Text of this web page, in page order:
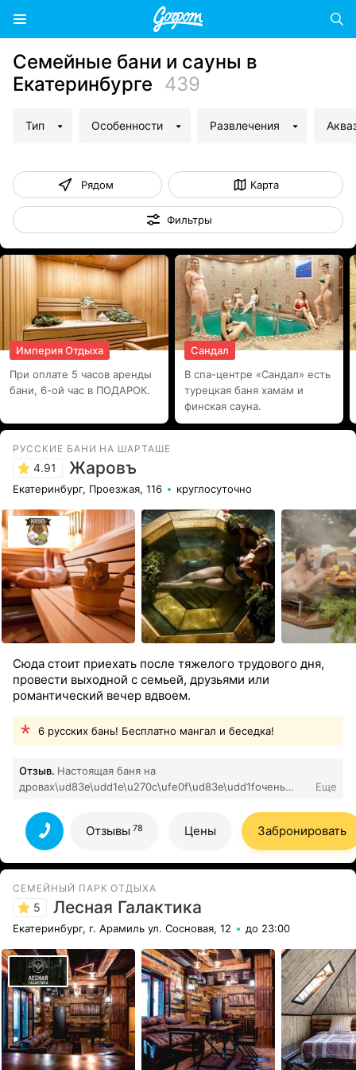
Семейные бани и сауны в
Екатеринбурге 439
Тип Особенности Развлечения
Рядом Карта
Фильтры
Империя Отдыха
При оплате 5 часов аренды
бани, 6-ой час в ПОДАРОК.
Сандал
В спа-центре «Сандал» есть
турецкая баня хамам и
финская сауна.
РУССКИЕ БАНИ НА ШАРТАШЕ
4.91 Жаровъ
Екатеринбург, Проезжая, 116 круглосуточно
Сюда стоит приехать после тяжелого трудового дня,
провести выходной с семьей, друзьями или
романтический вечер вдвоем.
6 русских бань! Бесплатно мангал и беседка!
Отзыв. Настоящая баня на
дровах\ud83e\udd1e\u270c\ufe0f\ud83e\udd1fочень
\ud83d\udc4f\ud83d\udc4a\u270aвсе просто и доступно
\ud83d\udc4d\ud83d\udc4d\ud83d\udc4dуспеха и
благополучия \ud83d\udc4d\ud83d\udc4d\ud83d\udc4d
Все отзывы78
Еще
Отзывы 78 Цены Забронировать
СЕМЕЙНЫЙ ПАРК ОТДЫХА
5 Лесная Галактика
Екатеринбург, г. Арамиль ул. Сосновая, 12 до 23:00